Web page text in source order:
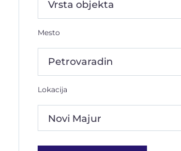
Mesto
Lokacija
Novi Majur